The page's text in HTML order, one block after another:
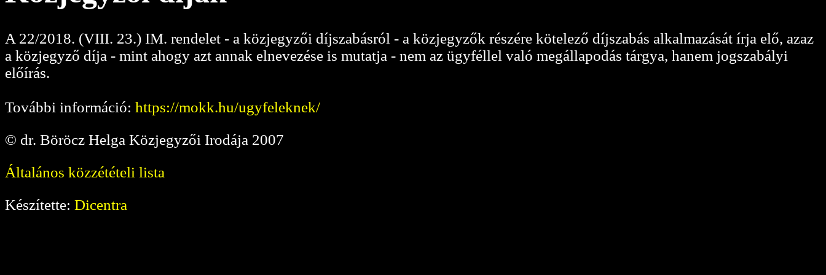
A 22/2018. (VIII. 23.) IM. rendelet - a közjegyzői díjszabásról - a közjegyzők részére kötelező díjszabás alkalmazását írja elő, azaz
a közjegyző díja - mint ahogy azt annak elnevezése is mutatja - nem az ügyféllel való megállapodás tárgya, hanem jogszabályi
előírás.
További információ: https://mokk.hu/ugyfeleknek/
© dr. Böröcz Helga Közjegyzői Irodája 2007
Általános közzétételi lista
Készítette: Dicentra